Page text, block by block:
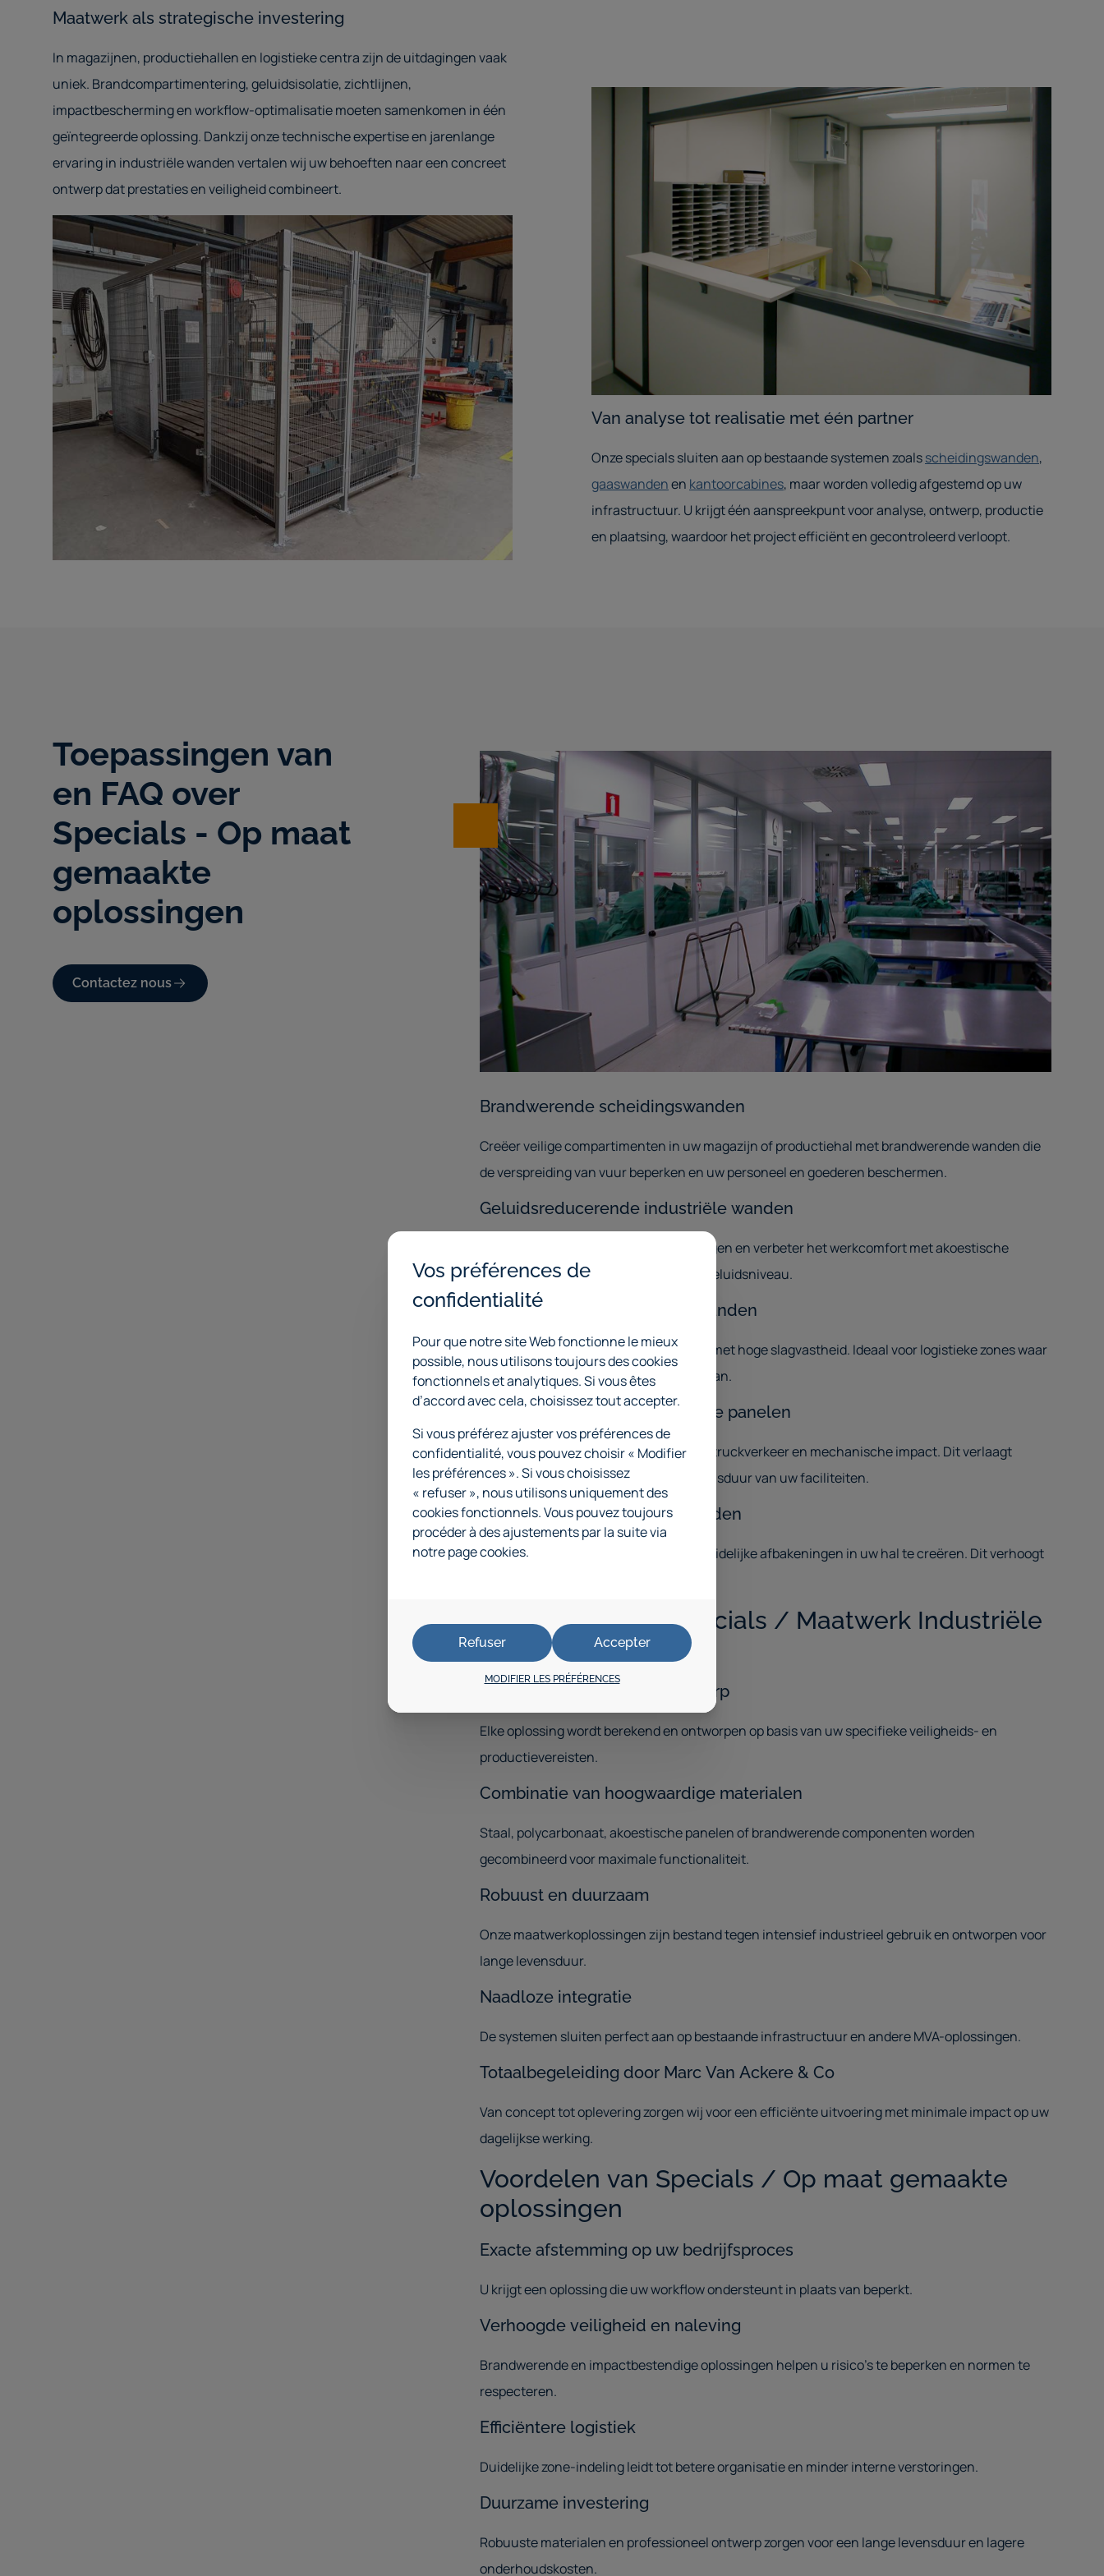
Maatwerk als strategische investering
In magazijnen, productiehallen en logistieke centra zijn de uitdagingen vaak
uniek. Brandcompartimentering, geluidsisolatie, zichtlijnen,
impactbescherming en workflow-optimalisatie moeten samenkomen in één
geïntegreerde oplossing. Dankzij onze technische expertise en jarenlange
ervaring in industriële wanden vertalen wij uw behoeften naar een concreet
ontwerp dat prestaties en veiligheid combineert.
Van analyse tot realisatie met één partner
Onze specials sluiten aan op bestaande systemen zoalsscheidingswanden,
gaaswandenen kantoorcabines, maar worden volledig afgestemd op uw
infrastructuur. U krijgt één aanspreekpunt voor analyse, ontwerp, productie
en plaatsing, waardoor het project efficiënt en gecontroleerd verloopt.
Toepassingen van
en FAQ over
Specials - Op maat
gemaakte
oplossingen
Contactez nous
Brandwerende scheidingswanden
Creëer veilige compartimenten in uw magazijn of productiehal met brandwerende wanden die
de verspreiding van vuur beperken en uw personeel en goederen beschermen.
Geluidsreducerende industriële wanden
Verminder lawaai in productieomgevingen en verbeter het werkcomfort met akoestische
oplossingen die afgestemd zijn op uw geluidsniveau.
Transparante polycarbonaatwanden
Combineer lichtinval en zichtbaarheid met hoge slagvastheid. Ideaal voor logistieke zones waar
veiligheid en overzicht hand in hand gaan.
Slagvaste en impactbestendige panelen
Bescherm uw infrastructuur tegen heftruckverkeer en mechanische impact. Dit verlaagt
onderhoudskosten en verlengt de levensduur van uw faciliteiten.
Logistieke zone-indelingswanden
Optimaliseer goederenstromen door duidelijke afbakeningen in uw hal te creëren. Dit verhoogt
Kenmerken van Specials / Maatwerk Industriële
Oplossingen
Technisch onderbouwd ontwerp
Elke oplossing wordt berekend en ontworpen op basis van uw specifieke veiligheids- en
productievereisten.
Combinatie van hoogwaardige materialen
Staal, polycarbonaat, akoestische panelen of brandwerende componenten worden
gecombineerd voor maximale functionaliteit.
Robuust en duurzaam
Onze maatwerkoplossingen zijn bestand tegen intensief industrieel gebruik en ontworpen voor
lange levensduur.
Naadloze integratie
De systemen sluiten perfect aan op bestaande infrastructuur en andere MVA-oplossingen.
Totaalbegeleiding door Marc Van Ackere & Co
Van concept tot oplevering zorgen wij voor een efficiënte uitvoering met minimale impact op uw
dagelijkse werking.
Voordelen van Specials / Op maat gemaakte
oplossingen
Exacte afstemming op uw bedrijfsproces
U krijgt een oplossing die uw workflow ondersteunt in plaats van beperkt.
Verhoogde veiligheid en naleving
Brandwerende en impactbestendige oplossingen helpen u risico’s te beperken en normen te
respecteren.
Efficiëntere logistiek
Duidelijke zone-indeling leidt tot betere organisatie en minder interne verstoringen.
Duurzame investering
Robuuste materialen en professioneel ontwerp zorgen voor een lange levensduur en lagere
onderhoudskosten.
Vos préférences de
confidentialité
Pour que notre site Web fonctionne le mieux
possible, nous utilisons toujours des cookies
fonctionnels et analytiques. Si vous êtes
d’accord avec cela, choisissez tout accepter.
Si vous préférez ajuster vos préférences de
confidentialité, vous pouvez choisir « Modifier
les préférences ». Si vous choisissez
« refuser », nous utilisons uniquement des
cookies fonctionnels. Vous pouvez toujours
procéder à des ajustements par la suite via
notre page cookies.
Refuser Accepter
MODIFIER LES PRÉFÉRENCES